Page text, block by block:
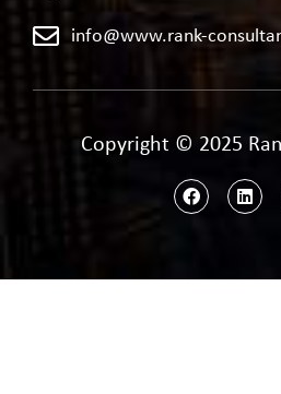
info@www.rank-
Copyright © 2025